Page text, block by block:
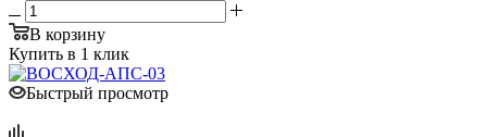
В корзину
Купить в 1 клик
Быстрый просмотр